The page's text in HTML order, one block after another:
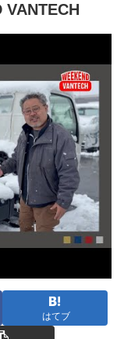
VANTECH
はてブ